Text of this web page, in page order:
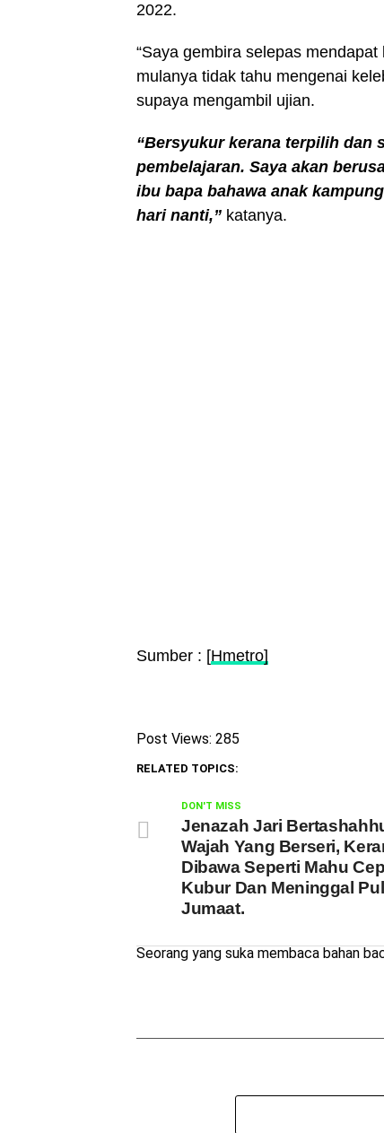
2022.
“Saya gembira selepas
mulanya tidak tahu mengenai
supaya mengambil ujian.
“Bersyukur kerana terpilih dan
pembelajaran. Saya akan
ibu bapa bahawa anak
hari nanti,” katanya.
Sumber : [Hmetro]
Post Views: 285
RELATED TOPICS:
DON'T MISS
Jenazah Jari
Wajah Yang Berseri,
Dibawa Seperti Mahu
Kubur Dan Meninggal
Jumaat.
Seorang yang suka membaca bahan